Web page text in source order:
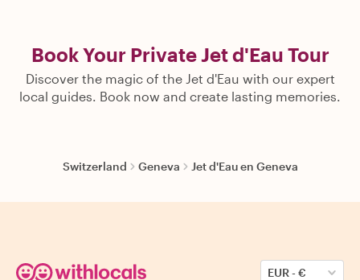
Book Your Private Jet d'Eau Tour
Discover the magic of the Jet d'Eau with our expert
local guides. Book now and create lasting memories.
Switzerland Geneva Jet d'Eau en Geneva
EUR-€